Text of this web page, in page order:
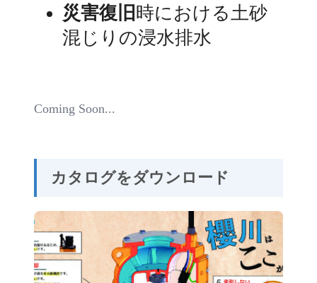
災害復旧 時における土砂
混じりの浸水排水
Coming Soon...
カタログをダウンロード